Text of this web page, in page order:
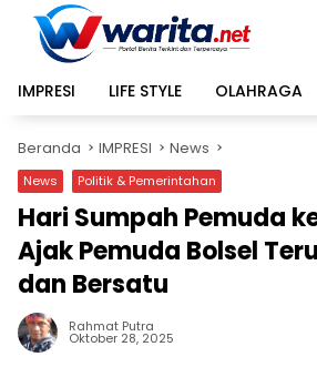
Langsung
konten
IMPRESI
LIFE STYLE OLAHRAGA
Beranda IMPRESI News
News Politik & Pemerintahan
Hari Sumpah Pemuda
Ajak Pemuda Bolsel
dan Bersatu
Rahmat Putra
Oktober 28, 2025